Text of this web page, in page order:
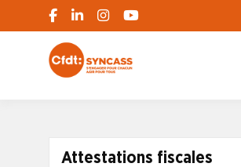
Attestations fiscales